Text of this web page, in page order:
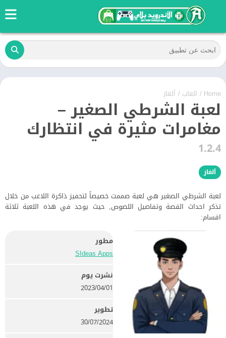
Home
/ العاب / ألغاز
لعبة الشرطي الصغير –
مغامرات مثيرة في انتظارك
1.2.4
ألغاز
لعبة الشرطي الصغير هي لعبة صممت خصيصاً لتحفيز ذاكرة اللاعب من خلال
تذكر احداث القصة وتفاصيل اللصوص, حيث يوجد في هذه اللعبة ثلاثة
اقسام:
مطور
SIdeas Apps‏
نشرت يوم
01‏/04‏/2023
تطوير
30/07/2024